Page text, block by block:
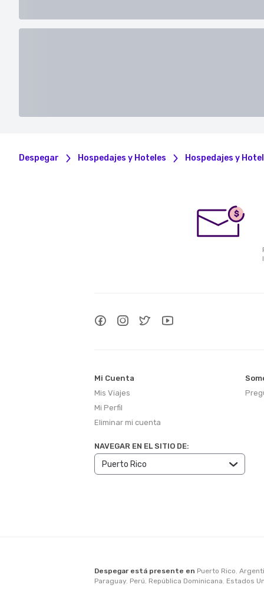
Despegar Hospedajes y Hoteles Hospedajes y
$
Mi Cuenta
Mis Viajes
Mi Perfil
Eliminar mi cuenta
NAVEGAR EN EL SITIO DE:
Despegar está presente en Puerto Rico,
Paraguay, Perú, República Dominicana, Estados